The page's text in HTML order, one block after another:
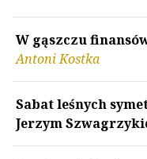
W gąszczu
Antoni Kostka
Sabat leśnych
Jerzym